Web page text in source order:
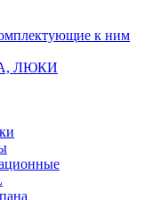
к ним
ЛЮКИ